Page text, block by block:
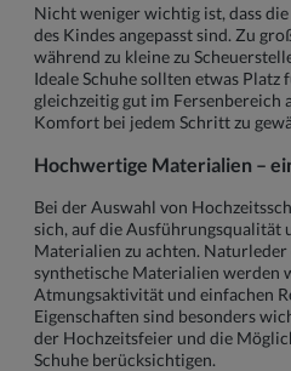
Nicht weniger wichtig ist, dass
des Kindes angepasst sind. Zu
während zu kleine zu
Ideale Schuhe sollten etwas Platz
gleichzeitig gut im Fersenbereich
Komfort bei jedem Schritt zu
Hochwertige Materialien –
Bei der Auswahl von
sich, auf die Ausführungsqualität
Materialien zu achten.
synthetische Materialien werden
Atmungsaktivität und einfachen
Eigenschaften sind besonders
der Hochzeitsfeier und die
Schuhe berücksichtigen.